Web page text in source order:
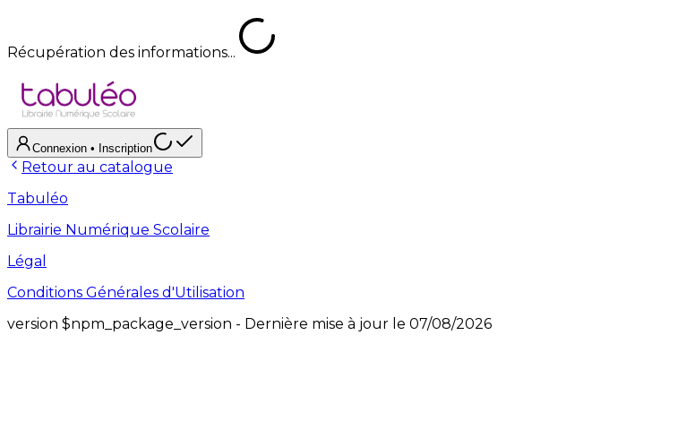
Récupération des informations...
Connexion • Inscription
Retour au catalogue
Tabuléo
Librairie Numérique Scolaire
Légal
Conditions Générales d'Utilisation
version $npm_package_version - Dernière mise à jour le 07/08/2026